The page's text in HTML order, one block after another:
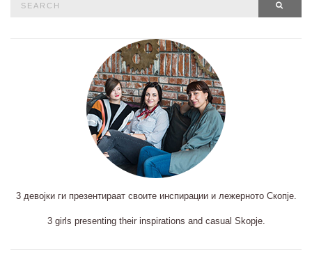
3 девојки ги презентираат своите инспирации и лежерното Скопје.
3 girls presenting their inspirations and casual Skopje.